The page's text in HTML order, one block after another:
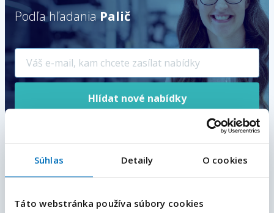
Súhlas Detaily O cookies
Táto webstránka používa súbory cookies
Podľa hľadania Palič
Hlídat nové nabídky
Vami zadaný e-mail bude použitý na posielanie podobných
pracovných ponúk.Odoslaním súhlasíte sospracovaním osobných